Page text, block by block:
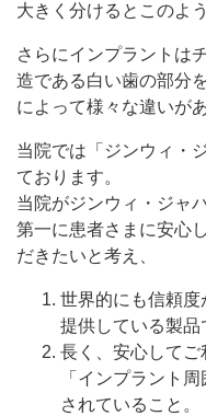
大きく分けるとこのよ
さらにインプラントは
造である白い歯の部分
によって様々な違いが
当院では「ジンウィ・
ております。
当院がジンウィ・ジャ
第一に患者さまに安心
だきたいと考え、
世界的にも信頼
提供している製品
長く、安心してご
「インプラント
されていること。